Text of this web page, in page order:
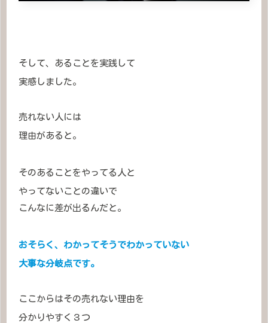
そして、あることを実践して
実感しました。
売れない人には
理由があると。
そのあることをやってる人と
やってないことの違いで
こんなに差が出るんだと。
おそらく、わかってそうでわかっていない
大事な分岐点です。
ここからはその売れない理由を
分かりやすく３つ